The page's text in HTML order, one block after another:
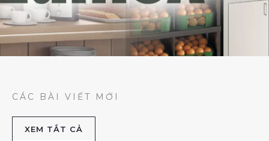
CÁC BÀI VIẾT MỚI
XEM TẮT CẢ